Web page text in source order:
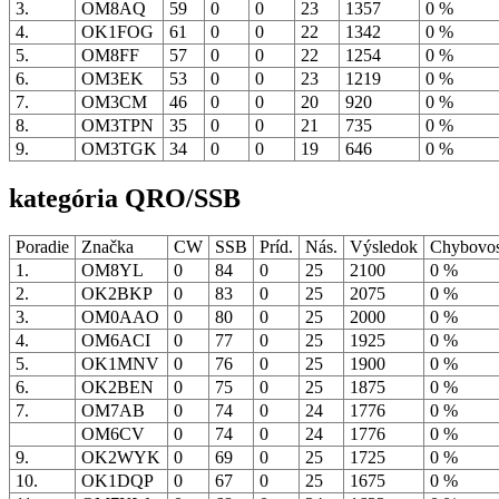
3.
OM8AQ 59 0 0 23 1357
0 %
4.
OK1FOG 61 0 0 22 1342
0 %
5.
OM8FF 57 0 0 22 1254
0 %
6.
OM3EK 53 0 0 23 1219
0 %
7.
OM3CM 46 0 0 20 920
0 %
8.
OM3TPN 35 0 0 21 735
0 %
9.
OM3TGK 34 0 0 19 646 0 %
kategória QRO/SSB
Poradie Značka CW SSB Príd. Nás. Výsledok
1.
OM8YL 0 84 0 25 2100
0 %
2.
OK2BKP 0 83 0 25 2075
0 %
3.
OM0AAO 0 80 0 25 2000
0 %
4.
OM6ACI 0 77 0 25 1925
0 %
5.
OK1MNV 0 76 0 25 1900
0 %
6.
OK2BEN 0 75 0 25 1875
0 %
7.
OM7AB 0 74 0 24 1776
0 %
OM6CV
0 74 0 24 1776
0 %
9.
OK2WYK 0 69 0 25 1725
0 %
10.
OK1DQP 0 67 0 25 1675
0 %